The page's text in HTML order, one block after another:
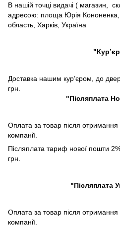
В нашій точці видачі ( магазин,
адресою: площа Юрія Кононенка,
область, Харків, Україна
Доставка нашим кур’єром, до
грн.
"Післяплата
Оплата за товар після отримання
компанії.
Післяплата тариф нової пошти
грн.
"Післяплата
Оплата за товар після отримання
компанії.